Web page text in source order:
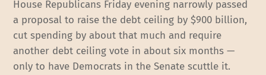
House Republicans Friday evening narrowly passed
a proposal to raise the debt ceiling by $900 billion,
cut spending by about that much and require
another debt ceiling vote in about six months —
only to have Democrats in the Senate scuttle it.